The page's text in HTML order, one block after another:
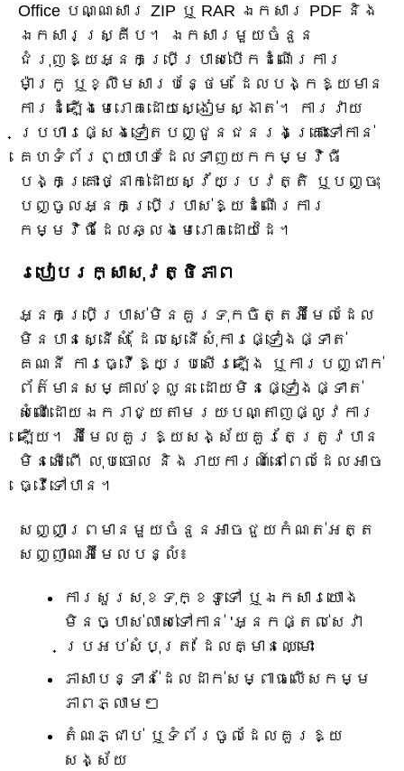
Office បណ្ណសារ ZIP ឬ RAR ឯកសារ PDF និង
ឯកសារស្គ្រីប។ ឯកសារមួយចំនួន
ជំរុញឱ្យអ្នកប្រើប្រាស់បើកដំណើរការ
ម៉ាក្រូ ឬខ្លឹមសារបន្ថែម ដែលបង្កឱ្យមាន
ការដំឡើងមេរោគដោយស្ងៀមស្ងាត់។ ការវាយ
ប្រហារផ្សេងទៀតបញ្ជូនជនរងគ្រោះទៅកាន់
គេហទំព័រព្យាបាទដែលទាញយកកម្មវិធី
បង្កគ្រោះថ្នាក់ដោយស្វ័យប្រវត្តិ ឬបញ្ចុះ
បញ្ចូលអ្នកប្រើប្រាស់ឱ្យដំណើរការ
កម្មវិធីដែលឆ្លងមេរោគដោយដៃ។
របៀបរក្សាសុវត្ថិភាព
អ្នកប្រើប្រាស់មិនគួរទុកចិត្តអ៊ីមែលដែល
មិនបានស្នើសុំ ដែលស្នើសុំការផ្ទៀងផ្ទាត់
គណនី ការធ្វើឱ្យប្រសើរឡើង ឬការបញ្ជាក់
ព័ត៌មានសម្គាល់ខ្លួន ដោយមិនផ្ទៀងផ្ទាត់
សំណើដោយឯករាជ្យតាមរយៈបណ្តាញផ្លូវការ
ឡើយ។ អ៊ីមែលគួរឱ្យសង្ស័យគួរតែត្រូវបាន
មិនអើពើ លុបចោល និងរាយការណ៍នៅពេលដែលអាច
ធ្វើទៅបាន។
សញ្ញាព្រមានមួយចំនួនអាចជួយកំណត់អត្ត
សញ្ញាណអ៊ីមែលបន្លំ៖
ការសួរសុខទុក្ខទូទៅ ឬឯកសារយោង
មិនច្បាស់លាស់ទៅកាន់ 'អ្នកផ្តល់សេវា
ប្រអប់សំបុត្រ' ដែលគ្មានឈ្មោះ
ភាសាបន្ទាន់ដែលដាក់សម្ពាធលើសកម្ម
ភាពភ្លាមៗ
តំណភ្ជាប់ ឬទំព័រចូលដែលគួរឱ្យ
សង្ស័យ